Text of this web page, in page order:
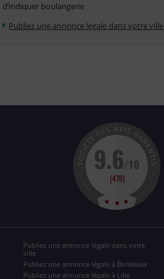
d’indiquer boulangerie
Publiez une annonce légale dans votre ville
Publiez une annonce légale dans votre
ville
Publiez une annonce légale à Bordeaux
Publiez une annonce légale à Lille